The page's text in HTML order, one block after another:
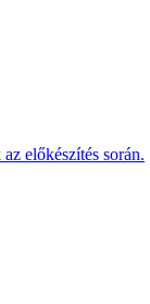
előkészítés során.